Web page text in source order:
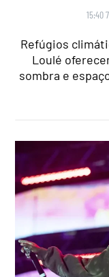
15:40
Refúgios
Loulé
sombra e